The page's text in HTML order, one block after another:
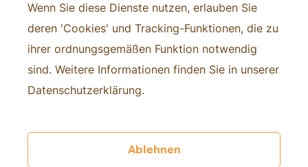
Kontakt
Über uns
Medien
Wenn Sie diese Dienste nutzen, erlauben Sie
deren 'Cookies' und Tracking-Funktionen, die zu
ihrer ordnungsgemäßen Funktion notwendig
sind. Weitere Informationen finden Sie in unserer
Datenschutzerklärung.
Ablehnen